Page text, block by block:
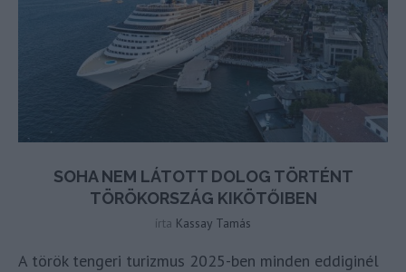
SOHA NEM LÁTOTT DOLOG TÖRTÉNT
TÖRÖKORSZÁG KIKÖTŐIBEN
írta Kassay Tamás
A török tengeri turizmus 2025-ben minden eddiginél